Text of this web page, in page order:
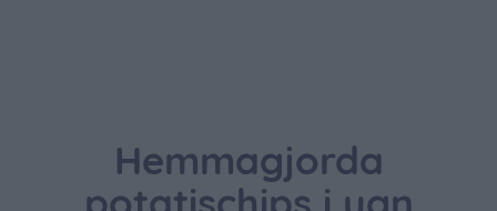
Hemmagjorda